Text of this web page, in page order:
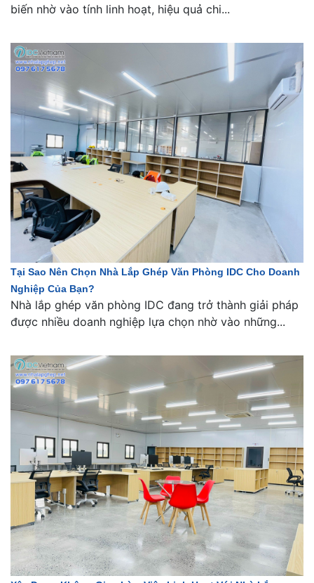
biến nhờ vào tính linh hoạt, hiệu quả chi...
Tại Sao Nên Chọn Nhà Lắp Ghép Văn Phòng IDC Cho Doanh
Nghiệp Của Bạn?
Nhà lắp ghép văn phòng IDC đang trở thành giải pháp
được nhiều doanh nghiệp lựa chọn nhờ vào những...